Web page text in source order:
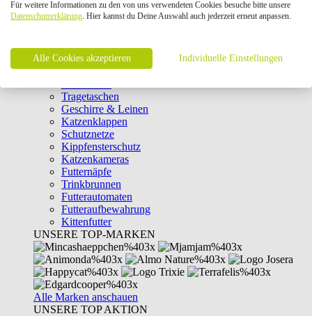
Intelligenzspielzeug
Laserpointer & Elektrospielzeug
Clicker & Target Sticks für Katzen
Weiteres Katzenspielzeug
Transportboxen
Tragetaschen
Geschirre & Leinen
Katzenklappen
Schutznetze
Kippfensterschutz
Katzenkameras
Futternäpfe
Trinkbrunnen
Futterautomaten
Futteraufbewahrung
Kittenfutter
UNSERE TOP-MARKEN
Alle Marken anschauen
UNSERE TOP AKTION
Für weitere Informationen zu den von uns verwendeten Cookies besuche bitte unsere
Datenschutzerklärung. Hier kannst du Deine Auswahl auch jederzeit erneut anpassen.
Alle Cookies akzeptieren Individuelle Einstellungen